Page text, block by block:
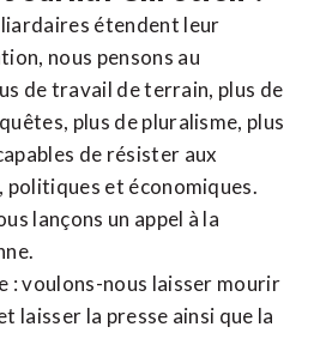
étendent leur
nous pensons au
de travail de terrain, plus de
plus de pluralisme, plus
de résister aux
politiques et économiques.
lançons un appel à la
: voulons-nous laisser mourir
laisser la presse ainsi que la